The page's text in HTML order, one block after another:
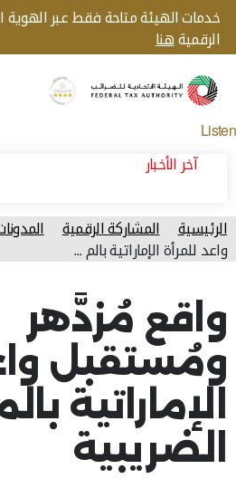
خدمات الهيئة متاحة فقط عبر
الرقميةهنا
Logo
Gold star Logo
Listen
آخر الأخبار
الرئيسية المشاركة الرقمية
واعد للمرأة الإماراتية بالم ...
واقع مُزدَّهر
ومُستقبل
الإماراتية
الضريبية